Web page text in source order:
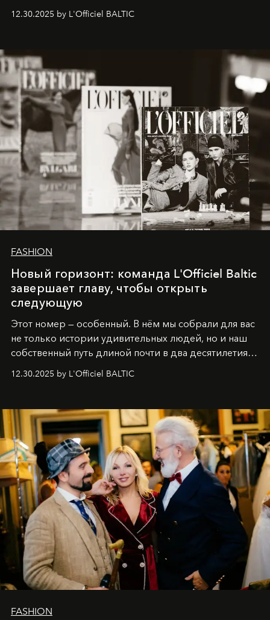
ecosystems.
Sabrina Spinelli
brand strategist with three decades of mastery in luxury,
framework where creativity, commerce, and culture
converge with surgical precision.
12.30.2025 by L'Officiel BALTIC
FASHION
Новый горизонт: команда L'Officiel Baltic
завершает главу, чтобы открыть
следующую
Этот номер — особенный. В нём мы собрали для вас
не только истории удивительных людей, но и наш
собственный путь длиной почти в два десятилетия.
Вместо привычного подведения итогов мы от всей
души говорим спасибо каждому, кто был с нами все
самыми искренними пожеланиями и теплом, ваша
командаL’Officiel Baltic .
12.30.2025 by L'Officiel BALTIC
FASHION